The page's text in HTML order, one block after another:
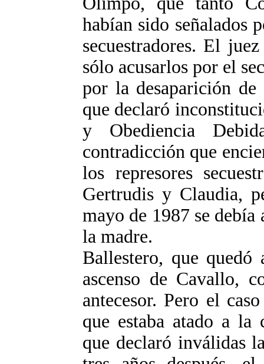
habían sido señalados
secuestradores. El
sólo acusarlos por el
por la desaparición
que declaró
y Obediencia
contradicción que
los represores
Gertrudis y Claudia,
mayo de 1987 se
la madre.
Ballestero, que
ascenso de Cavallo,
antecesor. Pero el
que estaba atado a
que declaró inválidas